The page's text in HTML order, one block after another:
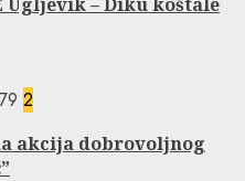
2
akcija dobrovoljnog